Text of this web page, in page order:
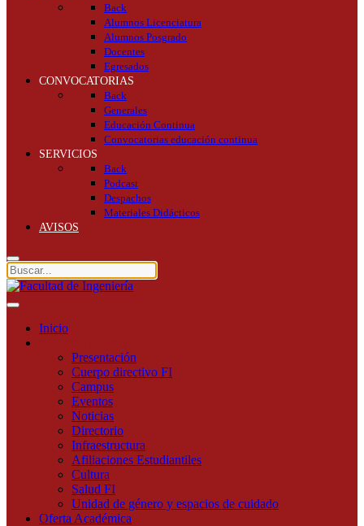
Back
Alumnos Licenciatura
Alumnos Posgrado
Docentes
Egresados
CONVOCATORIAS
Back
Generales
Educación Continua
Convocatorias educación continua
SERVICIOS
Back
Podcast
Despachos
Materiales Didácticos
AVISOS
Inicio
Presentación
Cuerpo directivo FI
Campus
Eventos
Noticias
Directorio
Infraestructura
Afiliaciones Estudiantiles
Cultura
Salud FI
Unidad de género y espacios de cuidado
Oferta Académica